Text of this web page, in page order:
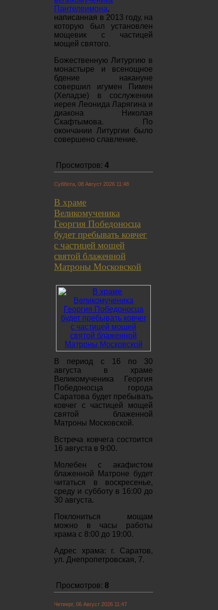
Пантелеимона,
написанная в 2013 году, на
которую был установлен
мощевик с частицей
мощей святого.
Божественную Литургию в
монастыре и всенощное
бдение накануне
совершил игумен Пимен
(Хеладзе) в сослужении
иерея Леонида Ларягина и
диакона Николая
Скафтымова. По
окончании Литургии было
совершено славление.
Просмотров:4
Суббота, 08 Август 2026 11:48
В храме
Великомученика
Георгия Победоносца
будет пребывать ковчег
с частицей мощей
святой блаженной
Матроны Московской
В период с 16 по 30
августа в храме
Великомученика Георгия
Победоносца города
Саратова будет пребывать
ковчег с частицей мощей
святой блаженной
Матроны Московской.
Встреча ковчега состоится
16 августа в 9:00.
Молебен с акафистом
блаженной Матроне будет
читаться в воскресенье,
среду и субботу в 16:00 до
30 августа.
Поклониться мощам
можно в часы работы
храма с 8:00 до 19:00.
Адрес храма: г. Саратов,
ул. Днепропетровская, 7.
Просмотров: 8
Четверг, 06 Август 2026 11:47